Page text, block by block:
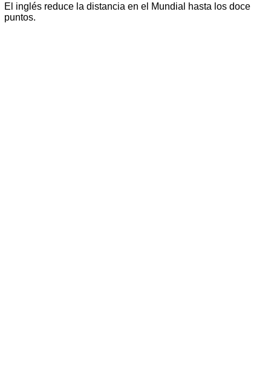
El inglés reduce la distancia en el Mundial hasta los doce
puntos.